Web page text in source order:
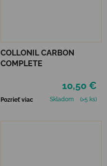
COLLONIL CARBON
COMPLETE
10,50 €
Pozrieť viac Skladom (>5 ks)